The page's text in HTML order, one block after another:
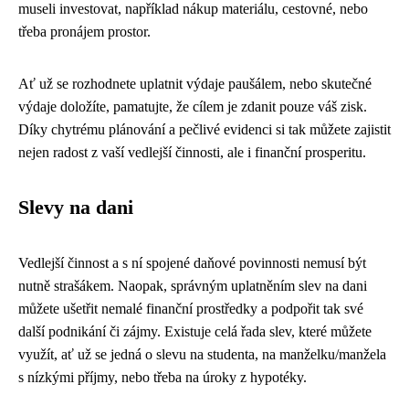
museli investovat, například nákup materiálu, cestovné, nebo
třeba pronájem prostor.
Ať už se rozhodnete uplatnit výdaje paušálem, nebo skutečné
výdaje doložíte, pamatujte, že cílem je zdanit pouze váš zisk.
Díky chytrému plánování a pečlivé evidenci si tak můžete zajistit
nejen radost z vaší vedlejší činnosti, ale i finanční prosperitu.
Slevy na dani
Vedlejší činnost a s ní spojené daňové povinnosti nemusí být
nutně strašákem. Naopak, správným uplatněním slev na dani
můžete ušetřit nemalé finanční prostředky a podpořit tak své
další podnikání či zájmy. Existuje celá řada slev, které můžete
využít, ať už se jedná o slevu na studenta, na manželku/manžela
s nízkými příjmy, nebo třeba na úroky z hypotéky.